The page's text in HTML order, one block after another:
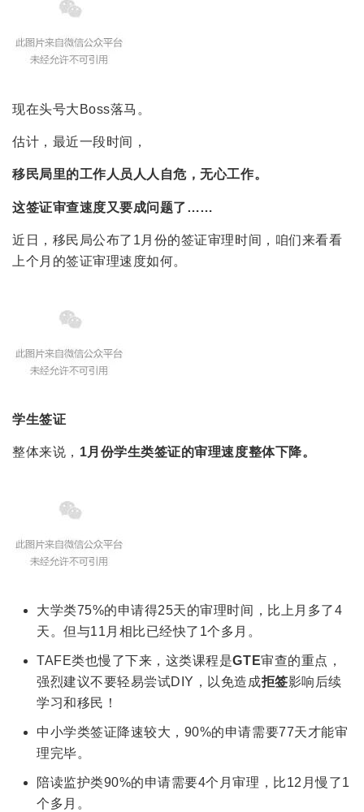
现在头号大Boss落马。
估计，最近一段时间，
移民局里的工作人员人人自危，无心工作。
这签证审查速度又要成问题了……
近日，移民局公布了1月份的签证审理时间，咱们来看看
上个月的签证审理速度如何。
学生签证
整体来说， 1月份学生类签证的审理速度整体下降。
大学类75%的申请得25天的审理时间，比上月多了4
天。但与11月相比已经快了1个多月。
TAFE类也慢了下来，这类课程是GTE审查的重点，
强烈建议不要轻易尝试DIY，以免造成拒签影响后续
学习和移民！
中小学类签证降速较大，90%的申请需要77天才能审
理完毕。
陪读监护类90%的申请需要4个月审理，比12月慢了1
个多月。